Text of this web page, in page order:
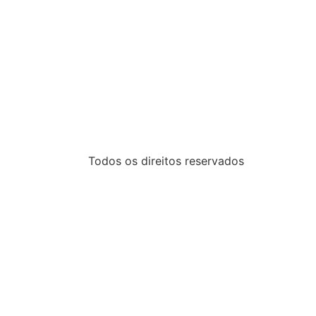
Todos os direitos reservados